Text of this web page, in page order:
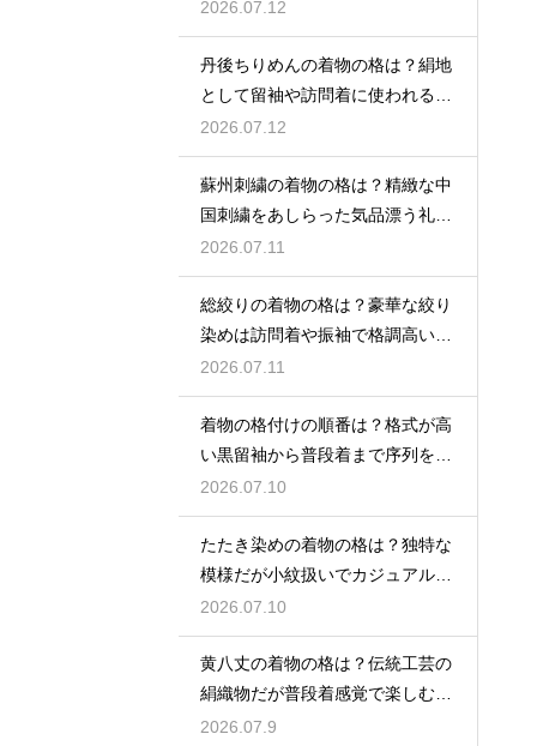
な装いにも映える
2026.07.12
丹後ちりめんの着物の格は？絹地
として留袖や訪問着に使われる高
級素材
2026.07.12
蘇州刺繍の着物の格は？精緻な中
国刺繍をあしらった気品漂う礼装
着
2026.07.11
総絞りの着物の格は？豪華な絞り
染めは訪問着や振袖で格調高い印
象に
2026.07.11
着物の格付けの順番は？格式が高
い黒留袖から普段着まで序列を解
説
2026.07.10
たたき染めの着物の格は？独特な
模様だが小紋扱いでカジュアルに
着こなす
2026.07.10
黄八丈の着物の格は？伝統工芸の
絹織物だが普段着感覚で楽しむお
しゃれ着
2026.07.9